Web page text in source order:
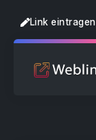
Link eintragen